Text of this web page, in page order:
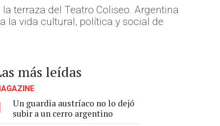
terraza del Teatro Coliseo. Argentina
la vida cultural, política y social de
más leídas
Un guardia austríaco no lo dejó
subir a un cerro argentino